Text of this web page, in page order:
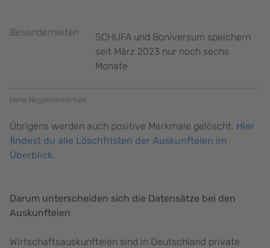
Besonderheiten
SCHUFA und Boniversum speichern
seit März 2023 nur noch sechs
Monate
Harte Negativmerkmale
Übrigens werden auch positive Merkmale gelöscht. Hier
findest du alle Löschfristen der Auskunfteien im
Überblick.
Darum unterscheiden sich die Datensätze bei den
Auskunfteien
Wirtschaftsauskunfteien sind in Deutschland private